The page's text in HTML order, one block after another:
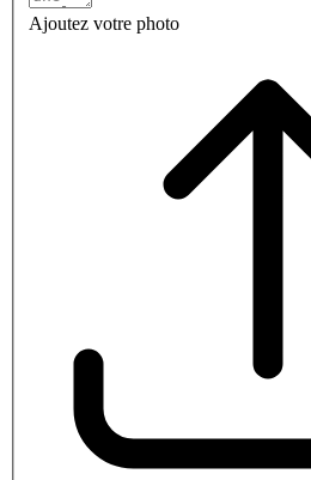
Ajoutez votre photo